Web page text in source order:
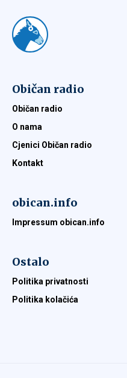
Običan radio
Običan radio
O nama
Cjenici Običan radio
Kontakt
obican.info
Impressum obican.info
Ostalo
Politika privatnosti
Politika kolačića